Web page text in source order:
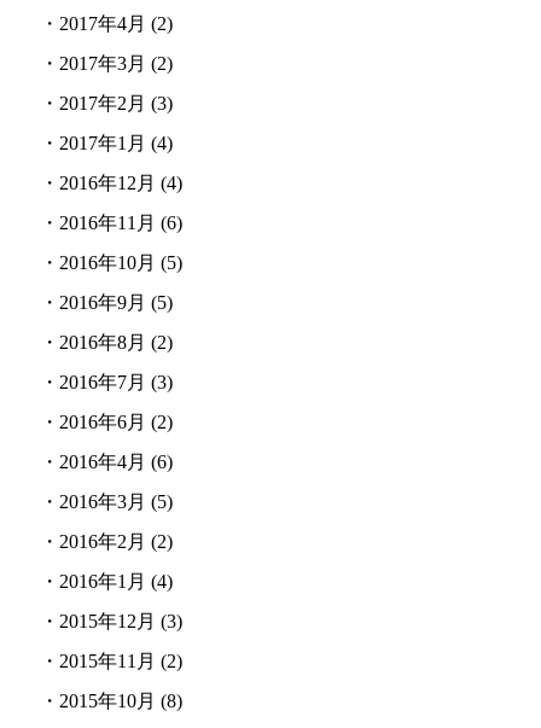
・ 2017年4月 (2)
・ 2017年3月 (2)
・ 2017年2月 (3)
・ 2017年1月 (4)
・ 2016年12月 (4)
・ 2016年11月 (6)
・ 2016年10月 (5)
・ 2016年9月 (5)
・ 2016年8月 (2)
・ 2016年7月 (3)
・ 2016年6月 (2)
・ 2016年4月 (6)
・ 2016年3月 (5)
・ 2016年2月 (2)
・ 2016年1月 (4)
・ 2015年12月 (3)
・ 2015年11月 (2)
・ 2015年10月 (8)